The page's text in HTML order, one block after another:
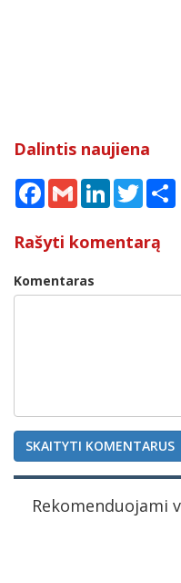
Dalintis naujiena
Facebook
Gmail LinkedInTwitter
Rašyti komentarą
Komentaras
SKAITYTI KOMENTARUS
Rekomenduojami